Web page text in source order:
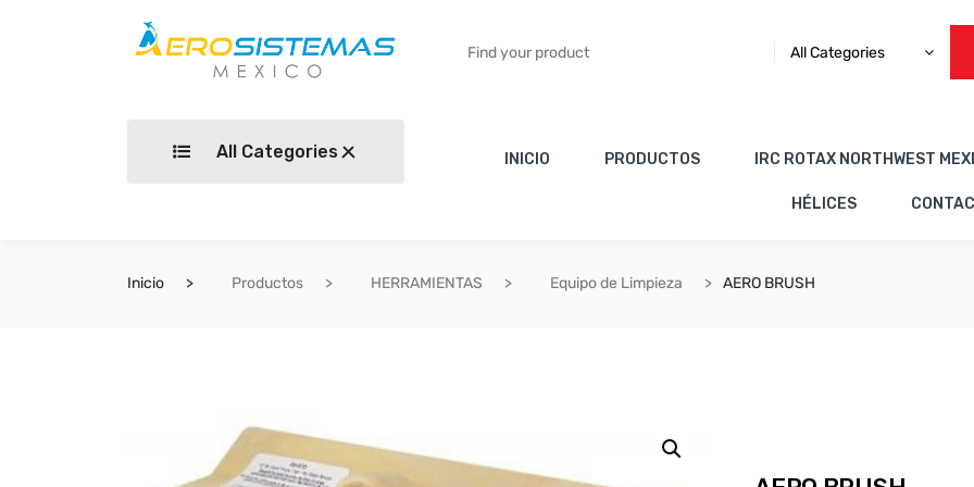
All Categories
All Categories INICIO PRODUCTOS IRC ROTAX NORTHWEST
HÉLICES
Inicio Productos HERRAMIENTAS Equipo de Limpieza AERO BRUSH